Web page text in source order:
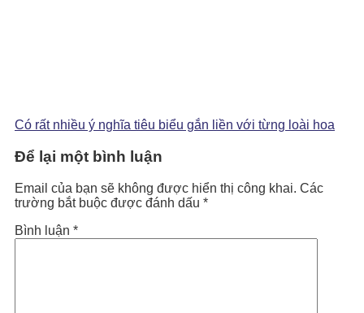
Có rất nhiều ý nghĩa tiêu biểu gắn liền với từng loài hoa
Để lại một bình luận
Email của bạn sẽ không được hiển thị công khai. Các
trường bắt buộc được đánh dấu *
Bình luận *